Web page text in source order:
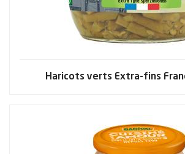
Haricots verts Extra-fins